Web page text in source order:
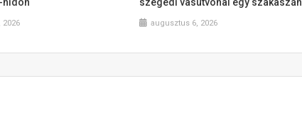
augusztus 6, 2026